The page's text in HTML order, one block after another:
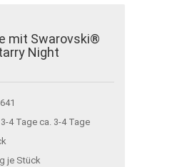
mit Swarovski®
Night
ca. 3-4 Tage
je Stück